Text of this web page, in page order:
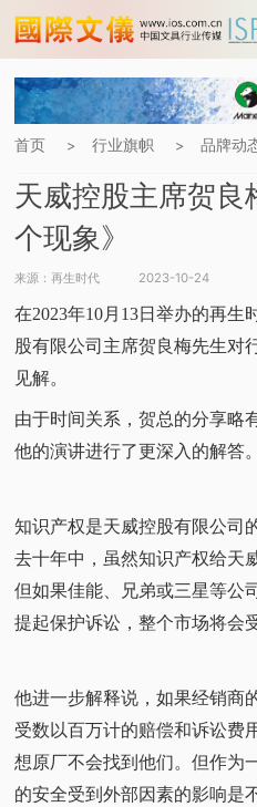
首页 > 行业旗帜 > 品牌动
天威控股主席贺
个现象》
来源：再生时代 2023-10-24
在2023年10月13日举办的再
股有限公司主席贺良梅先生对
见解。
由于时间关系，贺总的分享略
他的演讲进行了更深入的解答。
知识产权是天威控股有限公司
去十年中，虽然知识产权给天
但如果佳能、兄弟或三星等公
提起保护诉讼，整个市场将会
他进一步解释说，如果经销商
受数以百万计的赔偿和诉讼费
想原厂不会找到他们。但作为
的安全受到外部因素的影响是